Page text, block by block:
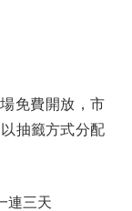
免費開放，市
抽籤方式分配
連三天